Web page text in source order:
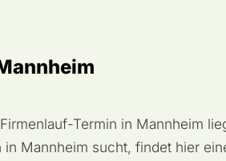
Termin in Mannheim
in Mannheim sucht, findet hier